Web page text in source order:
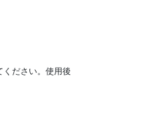
ください。使用後